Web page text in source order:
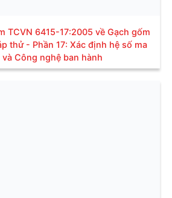
TCVN 6415-17:2005 về Gạch gốm
thử - Phần 17: Xác định hệ số ma
Công nghệ ban hành